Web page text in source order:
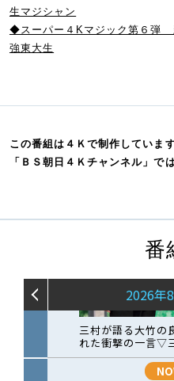
生マジシャン
◆スーパー４Kマジック第６弾
強東大生
この番組は４Ｋで制作しています
「ＢＳ朝日４Ｋチャンネル」で
番